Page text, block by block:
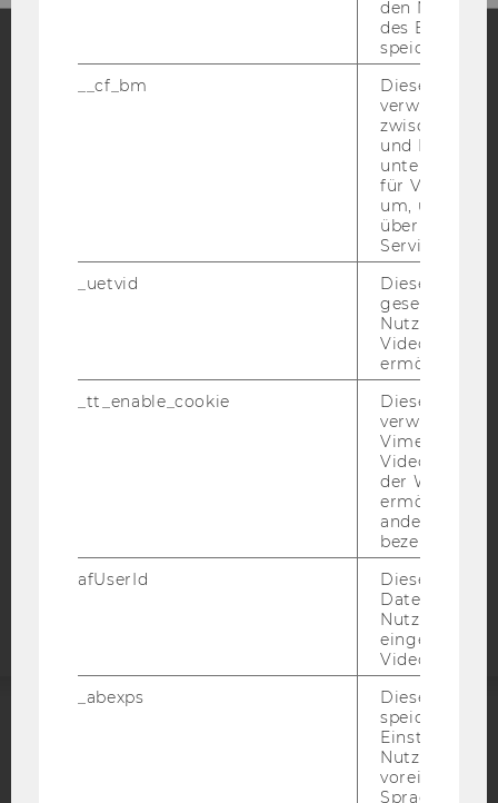
Blog
Bluesky
BARRIEREFREIHEITSERKLÄRUNG WEBSEITE
DATENSCHUTZERKLÄRUNG
DATENSCHUTZERKLÄRUNG SOCIAL MEDIA
STUDIENBEWERBER*INNEN UND STUDIERENDE
Barrierefreiheitserklärung
den
des
speichern.
__cf_bm
Dieses
verwendet,
zwischen
und Bots zu
für Vimeo
um, um
über die
Service zu
_uetvid
Dieses
gesetzt, um
Nutzung des
Videoplayers
ermöglichen
_tt_enable_cookie
Dieses
verwendet,
Vimeo-
der WU-
ermöglichen
andere nicht
bezeichnete
afUserId
Dieses
Daten von
Videos
_abexps
Dieses Cookie
speichert
Nutzer*in, zB.
Sprache,